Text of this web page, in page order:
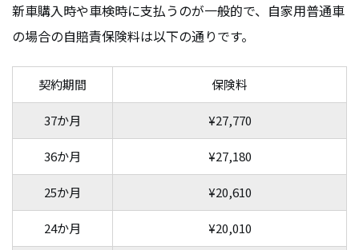
新車購入時や車検時に支払うのが一般的で、自家用普通車
の場合の自賠責保険料は以下の通りです。
契約期間 保険料
37か月 ¥27,770
36か月 ¥27,180
25か月 ¥20,610
24か月 ¥20,010